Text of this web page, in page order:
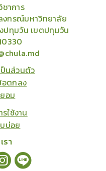
ชาการ
กรณ์มหาวิทยาลัย
ปทุมวัน เขตปทุมวัน
ป็นส่วนตัว
อตกลง
อม
ใช้งาน
บ่อย
รา